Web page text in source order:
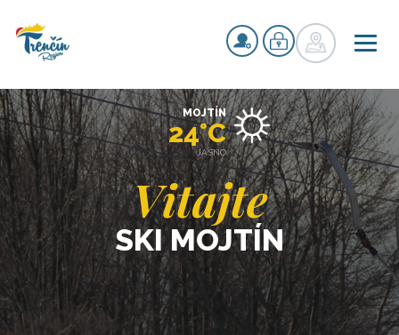
Vitajte
SKI MOJTÍN
MOJTÍN
24°C
JASNO